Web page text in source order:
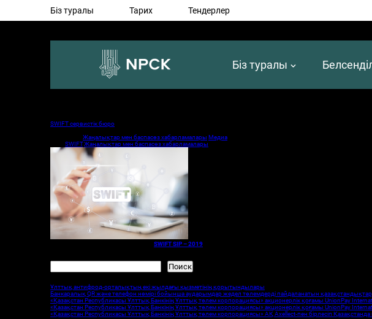
Біз туралы Тарих Тендерлер
Біз туралы
SWIFT сервистік бюро
Жаңалықтар мен баспасөз хабарламалары Медиа
SWIFT,Жаңалықтар мен баспасөз хабарламалары
SWIFT SIP – 2019
Поиск
Ұлттық антифрод-орталықтың екі жылдағы қызметінің қорытындылары
Банкаралық QR және телефон нөмірі бойынша аударымдар жедел төлемдерді пайдаланатын
«Қазақстан Республикасы Ұлттық Банкінің Ұлттық төлем корпорациясы» акционерлік қоғамы UnionPay
«Қазақстан Республикасы Ұлттық Банкінің Ұлттық төлем корпорациясы» акционерлік қоғамы UnionPay
«Қазақстан Республикасы Ұлттық Банкінің Ұлттық төлем корпорациясы» АҚ Axellect-пен бірлесіп